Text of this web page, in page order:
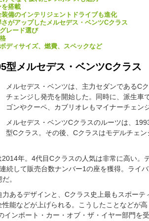
搭載
備のインテリジェントドライブも進化
がアップしたメルセデス・ベンツCクラス
レード選び
ディサイズ、燃費、スペックなど
型メルセデス・ベンツCクラス
メルセデス・ベンツは、主力セダンであるC
チェンジし発売を開始した。同時に、派生車
ゴンやクーペ、カブリオレもマイナーチェン
メルセデス・ベンツCクラスのルーツは、
型Cクラス。その後、Cクラスはモデルチェ
年。4代目Cクラスの人気は非常に高い。
続して販売台数ナンバー1の座を獲得。ライ
。
あるデザインと、Cクラス史上最もスポーテ
能などが上げられる。こうしたことなどが
ンポート・カー・オブ・ザ・イヤー部門を受